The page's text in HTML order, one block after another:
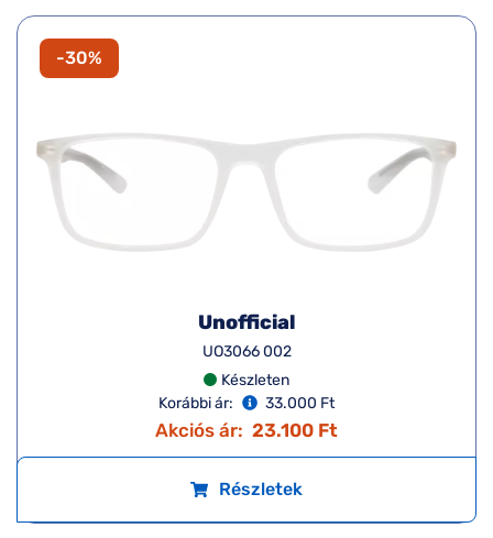
-30%
Unofficial
UO3066 002
Készleten
Korábbi ár:
33.000 Ft
Akciós ár: 23.100 Ft
Részletek